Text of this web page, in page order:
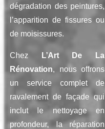
dégradation des peintures,
l’apparition de fissures ou
de moisissures.
Chez
L’Art De La
Rénovation, nous offrons
un service complet de
ravalement de façade qui
inclut le nettoyage en
profondeur, la réparation